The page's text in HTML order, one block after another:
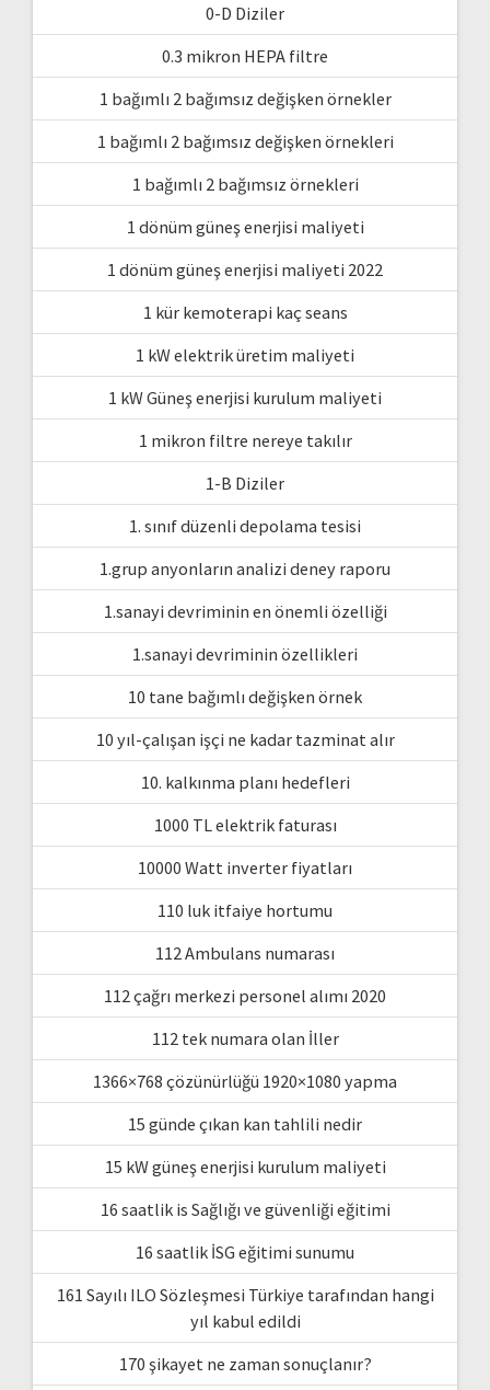
0-D Diziler
0.3 mikron HEPA filtre
1 bağımlı 2 bağımsız değişken örnekler
1 bağımlı 2 bağımsız değişken örnekleri
1 bağımlı 2 bağımsız örnekleri
1 dönüm güneş enerjisi maliyeti
1 dönüm güneş enerjisi maliyeti 2022
1 kür kemoterapi kaç seans
1 kW elektrik üretim maliyeti
1 kW Güneş enerjisi kurulum maliyeti
1 mikron filtre nereye takılır
1-B Diziler
1. sınıf düzenli depolama tesisi
1.grup anyonların analizi deney raporu
1.sanayi devriminin en önemli özelliği
1.sanayi devriminin özellikleri
10 tane bağımlı değişken örnek
10 yıl-çalışan işçi ne kadar tazminat alır
10. kalkınma planı hedefleri
1000 TL elektrik faturası
10000 Watt inverter fiyatları
110 luk itfaiye hortumu
112 Ambulans numarası
112 çağrı merkezi personel alımı 2020
112 tek numara olan İller
1366×768 çözünürlüğü 1920×1080 yapma
15 günde çıkan kan tahlili nedir
15 kW güneş enerjisi kurulum maliyeti
16 saatlik is Sağlığı ve güvenliği eğitimi
16 saatlik İSG eğitimi sunumu
161 Sayılı ILO Sözleşmesi Türkiye tarafından hangi
yıl kabul edildi
170 şikayet ne zaman sonuçlanır?